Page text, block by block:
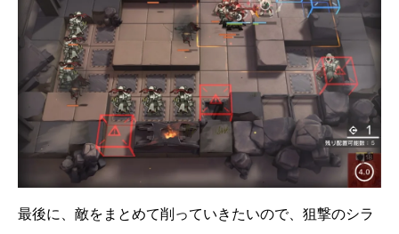
最後に、敵をまとめて削っていきたいので、狙撃のシラ